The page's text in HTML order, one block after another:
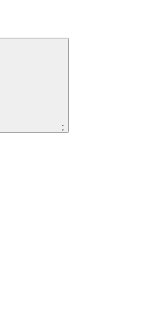
;